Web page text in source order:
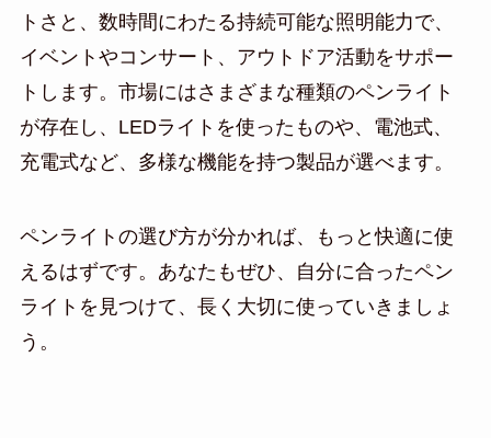
トさと、数時間にわたる持続可能な照明能力で、
イベントやコンサート、アウトドア活動をサポー
トします。市場にはさまざまな種類のペンライト
が存在し、LEDライトを使ったものや、電池式、
充電式など、多様な機能を持つ製品が選べます。
ペンライトの選び方が分かれば、もっと快適に使
えるはずです。あなたもぜひ、自分に合ったペン
ライトを見つけて、長く大切に使っていきましょ
う。